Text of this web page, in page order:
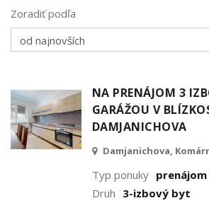
Zoradiť podľa
NA PRENÁJOM 3
GARÁŽOU V
DAMJANICHOVA
Damjanichova,
Typ ponuky prenájom
Druh 3-izbový byt